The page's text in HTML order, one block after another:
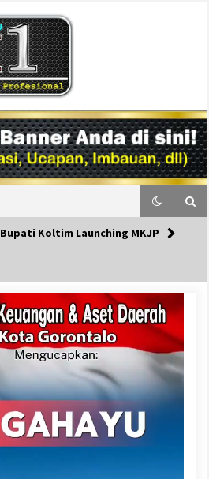
DM1
Bupati Koltim Launching MKJP